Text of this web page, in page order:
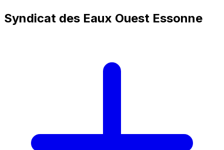
Syndicat des Eaux Ouest Essonne